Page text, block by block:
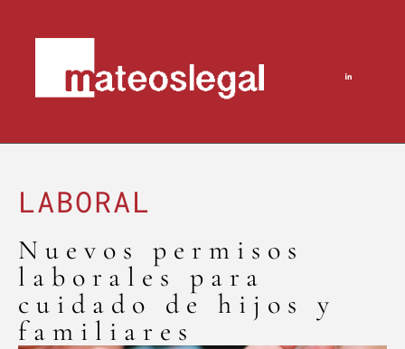
LABORAL
Nuevos permisos
laborales para
cuidado de hijos y
familiares